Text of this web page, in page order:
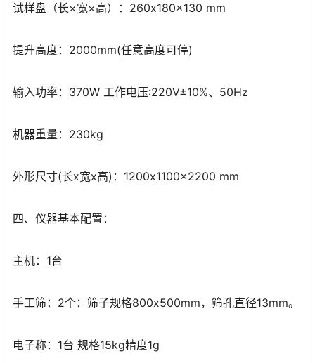
试样盘（长×宽×高）：260x180x130 mm
提升高度：2000mm(任意高度可停)
输入功率：370W 工作电压:220V±10%、50Hz
机器重量：230kg
外形尺寸(长x宽x高)：1200x1100x2200 mm
四、仪器基本配置：
主机：1台
手工筛：2个：筛子规格800x500mm，筛孔直径13mm。
电子称：1台 规格15kg精度1g